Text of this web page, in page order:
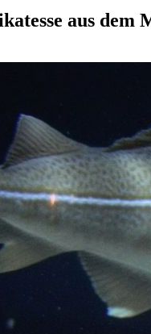
aus dem